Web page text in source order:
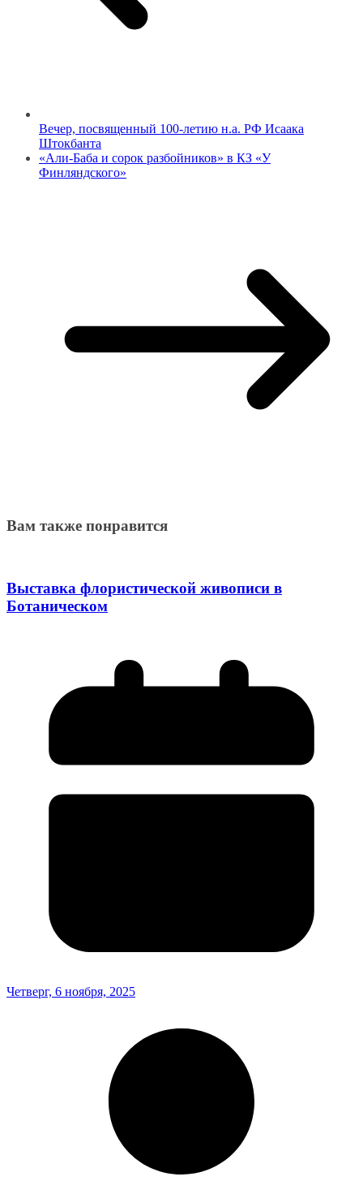
Вечер, посвященный 100-летию н.а. РФ Исаака
Штокбанта
«Али-Баба и сорок разбойников» в КЗ «У
Финляндского»
Вам также понравится
Выставка флористической живописи в
Ботаническом
Четверг, 6 ноября, 2025